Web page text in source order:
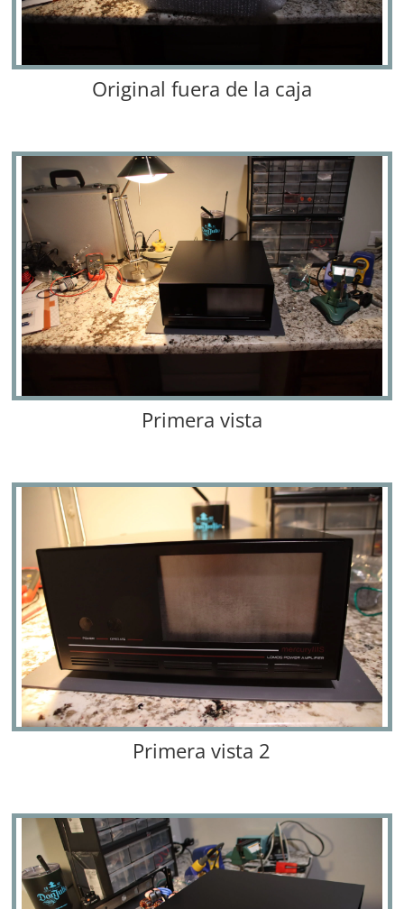
Original fuera de la caja
Primera vista
Primera vista 2